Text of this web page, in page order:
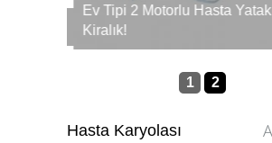
Ev Tipi 2 Motorlu Hasta
Kiralık!
1 2
Hasta Karyolası